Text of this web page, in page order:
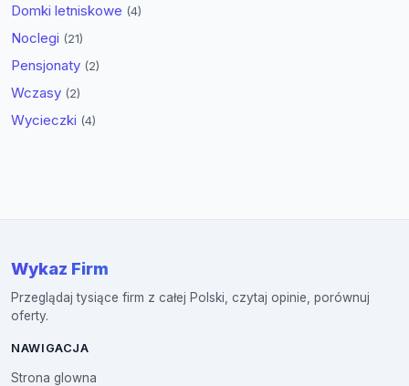
Domki letniskowe (4)
Noclegi (21)
Pensjonaty (2)
Wczasy (2)
Wycieczki (4)
Wykaz Firm
Przeglądaj tysiące firm z całej Polski, czytaj opinie, porównuj
oferty.
NAWIGACJA
Strona glowna